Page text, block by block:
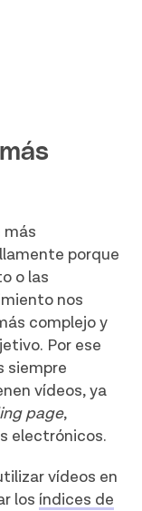
más
porque
o las
nos
complejo y
Por ese
siempre
vídeos, ya
page,
electrónicos.
vídeos en
los índices de